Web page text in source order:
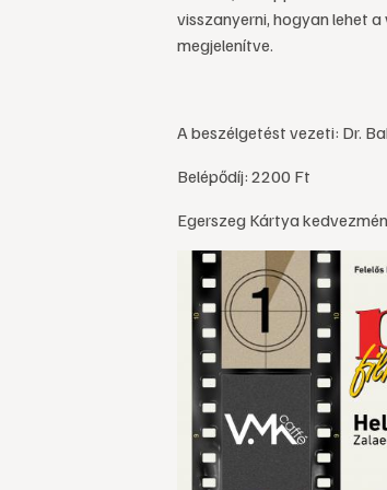
visszanyerni, hogyan lehet
megjelenítve.
A beszélgetést vezeti: Dr.
Belépődíj: 2200 Ft
Egerszeg Kártya